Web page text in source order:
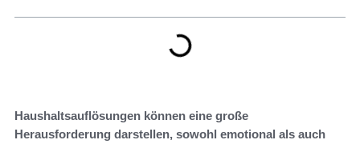
Haushaltsauflösungen können eine große
Herausforderung darstellen, sowohl emotional als auch